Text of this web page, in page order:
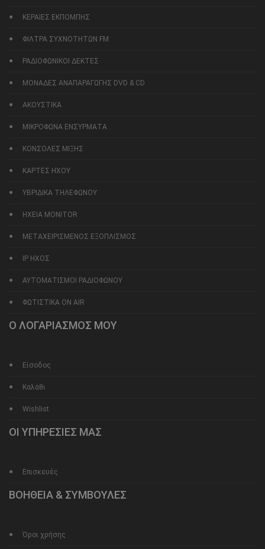
ΚΕΡΑΙΕΣ ΕΚΠΟΜΠΗΣ
ΦΙΛΤΡΑ ΣΥΧΝΟΤΗΤΩΝ FM
ΡΑΔΙΟΦΩΝΙΚΟΙ ΔΕΚΤΕΣ
ΜΟΝΑΔΕΣ ΑΝΑΠΑΡΑΓΩΓΗΣ DVD & CD
ΑΚΟΥΣΤΙΚΑ
ΜΙΚΡΟΦΩΝΑ ΕΝΣΥΡΜΑΤΑ
ΚΟΝΣΟΛΕΣ ΜΙΞΗΣ
ΚΑΡΤΕΣ ΗΧΟΥ
ΥΒΡΙΔΙΚΑ ΤΗΛΕΦΩΝΟΥ
ΗΧΕΙΑ MONITOR
ΜΕΤΑΧΕΙΡΙΣΜΕΝΟΣ ΕΞΟΠΛΙΣΜΟΣ
IP ΗΧΟΣ
ΑΥΤΟΜΑΤΙΣΜΟΙ ΡΑΔΙΟΦΩΝΟΥ
ΦΩΤΙΣΤΙΚΑ ON AIR
Ο ΛΟΓΑΡΙΑΣΜΟΣ ΜΟΥ
Είσοδος
Καλάθι
Wishlist
ΟΙ ΥΠΗΡΕΣΙΕΣ ΜΑΣ
Επισκευές
ΒΟΗΘΕΙΑ & ΣΥΜΒΟΥΛΕΣ
Όροι χρήσης